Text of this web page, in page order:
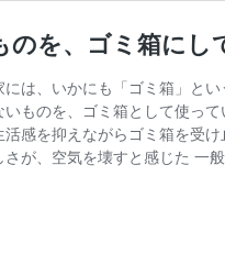
のを、ゴミ箱にし
には、いかにも「ゴミ箱」と
いものを、ゴミ箱として使っ
活感を抑えながらゴミ箱を受
さが、空気を壊すと感じた 一